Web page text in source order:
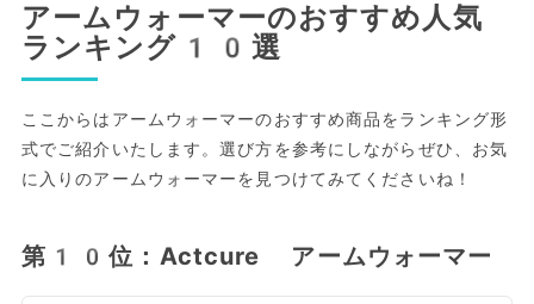
アームウォーマーのおすすめ人気
ランキング10選
ここからはアームウォーマーのおすすめ商品をランキング形
式でご紹介いたします。選び方を参考にしながらぜひ、お気
に入りのアームウォーマーを見つけてみてくださいね！
第10位：Actcure アームウォーマー